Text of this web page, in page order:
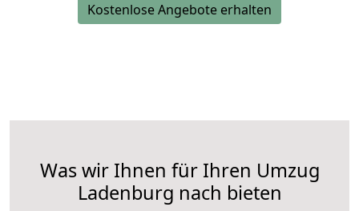
Kostenlose Angebote erhalten
Was wir Ihnen für Ihren Umzug
Ladenburg nach bieten